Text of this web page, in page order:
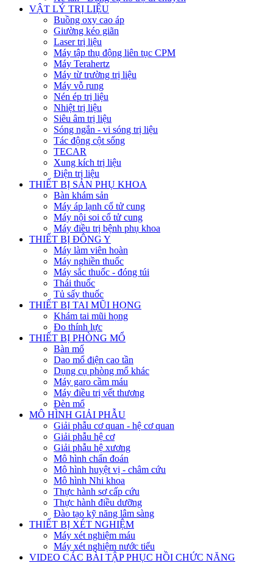
VẬT LÝ TRỊ LIỆU
Buồng oxy cao áp
Giường kéo giãn
Laser trị liệu
Máy tập thụ động liên tục CPM
Máy Terahertz
Máy từ trường trị liệu
Máy vỗ rung
Nén ép trị liệu
Nhiệt trị liệu
Siêu âm trị liệu
Sóng ngắn - vi sóng trị liệu
Tác động cột sống
TECAR
Xung kích trị liệu
Điện trị liệu
THIẾT BỊ SẢN PHỤ KHOA
Bàn khám sản
Máy áp lạnh cổ tử cung
Máy nội soi cổ tử cung
Máy điều trị bệnh phụ khoa
THIẾT BỊ ĐÔNG Y
Máy làm viên hoàn
Máy nghiền thuốc
Máy sắc thuốc - đóng túi
Thái thuốc
Tủ sấy thuốc
THIẾT BỊ TAI MŨI HỌNG
Khám tai mũi họng
Đo thính lực
THIẾT BỊ PHÒNG MỔ
Bàn mổ
Dao mổ điện cao tần
Dụng cụ phòng mổ khác
Máy garo cầm máu
Máy điều trị vết thương
Đèn mổ
MÔ HÌNH GIẢI PHẪU
Giải phẫu cơ quan - hệ cơ quan
Giải phẫu hệ cơ
Giải phẫu hệ xương
Mô hình chẩn đoán
Mô hình huyệt vị - châm cứu
Mô hình Nhi khoa
Thực hành sơ cấp cứu
Thực hành điều dưỡng
Đào tạo kỹ năng lâm sàng
THIẾT BỊ XÉT NGHIỆM
Máy xét nghiệm máu
Máy xét nghiệm nước tiểu
VIDEO CÁC BÀI TẬP PHỤC HỒI CHỨC NĂNG